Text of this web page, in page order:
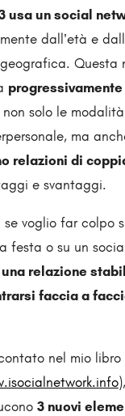
usa un social
dall’età e
Questa
progressivamente
non solo le
ma
relazioni di
e svantaggi.
voglio far colpo
festa o su un social
una relazione
faccia a
nel mio libro
3 nuovi